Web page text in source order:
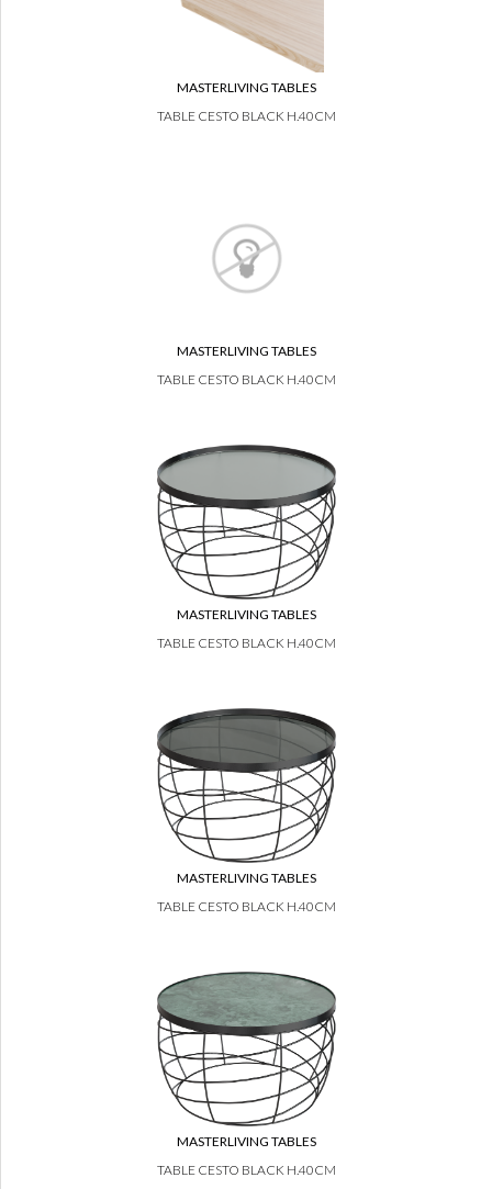
MASTERLIVING TABLES
TABLE CESTO BLACK H.40CM
MASTERLIVING TABLES
TABLE CESTO BLACK H.40CM
MASTERLIVING TABLES
TABLE CESTO BLACK H.40CM
MASTERLIVING TABLES
TABLE CESTO BLACK H.40CM
MASTERLIVING TABLES
TABLE CESTO BLACK H.40CM